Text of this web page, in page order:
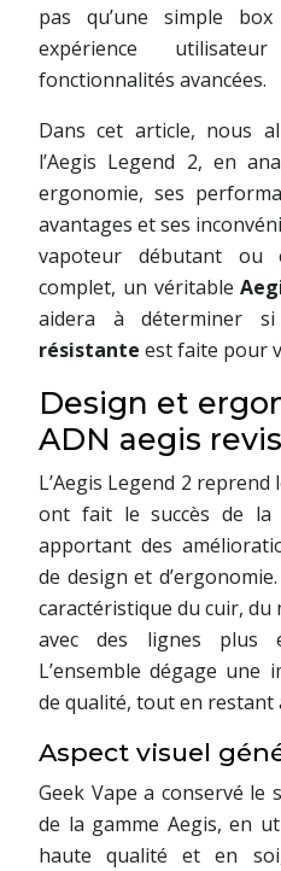
pas qu’une simple
expérience
fonctionnalités avancées.
Dans cet article, nous
l’Aegis Legend 2, en
ergonomie, ses
avantages et ses
vapoteur débutant ou
complet, un véritable
aidera à déterminer
résistante est faite pour
Design et
ADN aegis
L’Aegis Legend 2
ont fait le succès de la
apportant des
de design et
caractéristique du cuir, du
avec des lignes plus
L’ensemble dégage une
de qualité, tout en restant
Aspect visuel
Geek Vape a conservé
de la gamme Aegis, en
haute qualité et en